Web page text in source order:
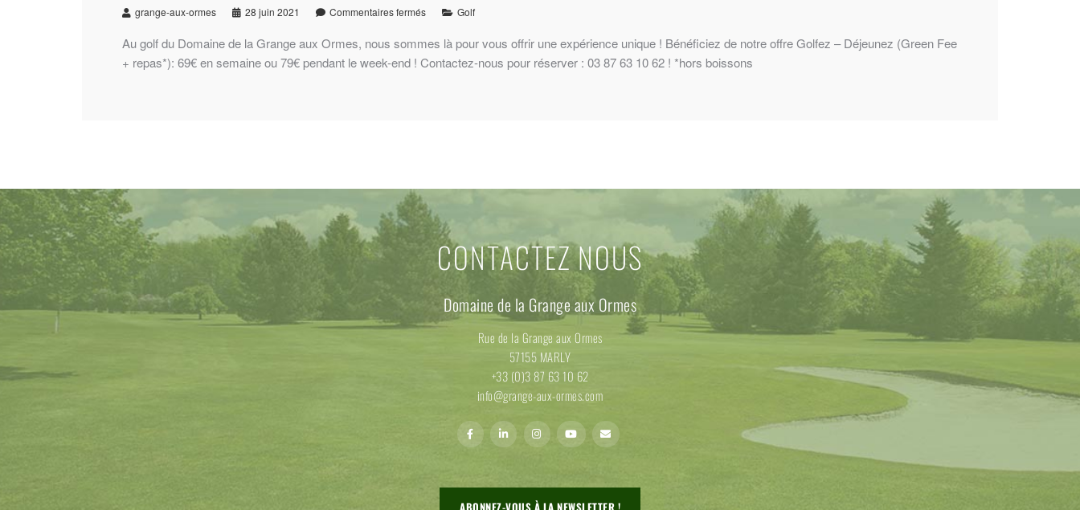
grange-aux-ormes 28 juin 2021 Commentaires fermés Golf
Au golf du Domaine de la Grange aux Ormes, nous sommes là pour vous offrir une expérience unique ! Bénéficiez de notre offre Golfez – Déjeunez (Green Fee
+ repas*): 69€ en semaine ou 79€ pendant le week-end ! Contactez-nous pour réserver : 03 87 63 10 62 ! *hors boissons
CONTACTEZ NOUS
Domaine de la Grange aux Ormes
Rue de la Grange aux Ormes
57155 MARLY
+33 (0)3 87 63 10 62
info@grange-aux-ormes.com